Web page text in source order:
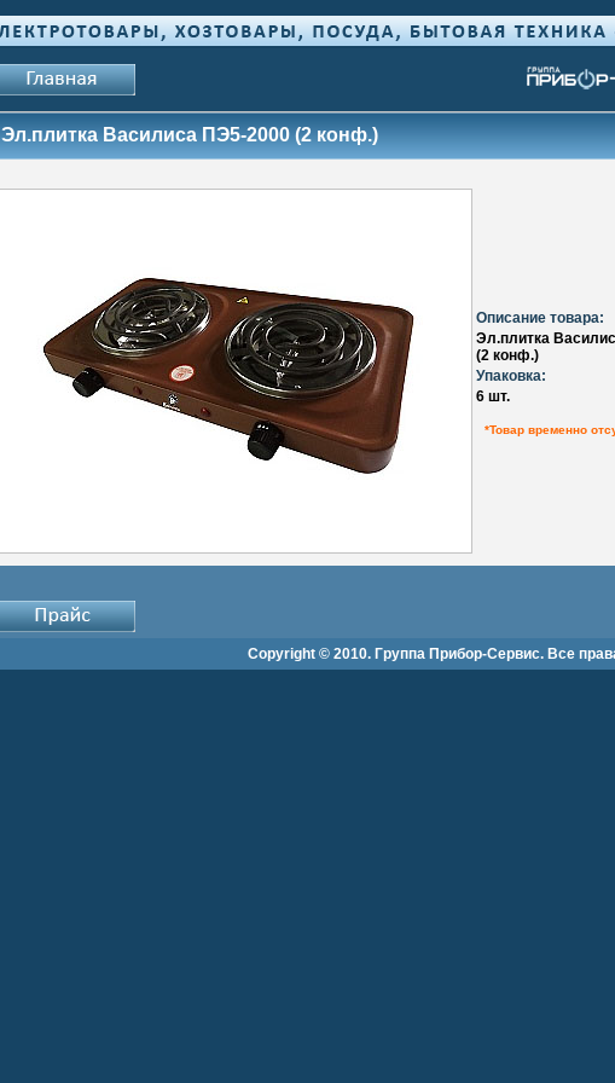
Эл.плитка Василиса ПЭ5-2000 (2 конф.)
Описание товара:
Эл.плитка
(2 конф.)
Упаковка:
6 шт.
*Товар временно
Copyright © 2010. Группа Прибор-Сервис. Все